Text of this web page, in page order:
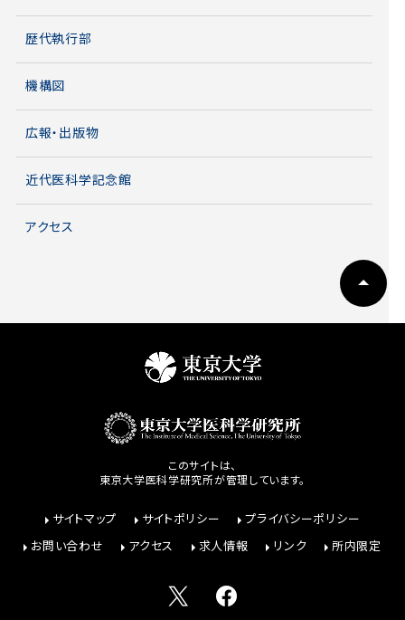
歴代執行部
機構図
広報・出版物
近代医科学記念館
アクセス
このサイトは、
東京大学医科学研究所が管理しています。
サイトマップ サイトポリシー
プライバシーポリシー
お問い合わせ
アクセス 求人情報 リンク 所内限定